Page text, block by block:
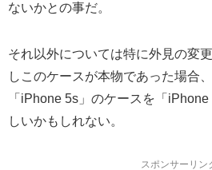
ないかとの事だ。
それ以外については特に外見の変
しこのケースが本物であった場合
「iPhone 5s」のケースを「
しいかもしれない。
スポンサーリン